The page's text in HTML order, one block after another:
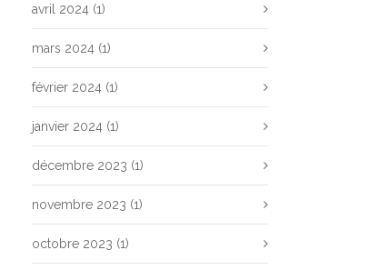
avril 2024 (1)
mars 2024 (1)
février 2024 (1)
janvier 2024 (1)
décembre 2023 (1)
novembre 2023 (1)
octobre 2023 (1)